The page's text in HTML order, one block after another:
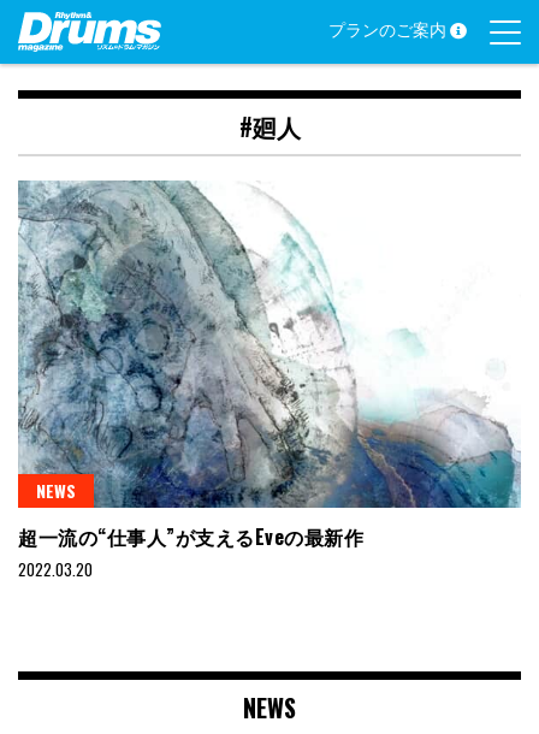
Skip
content
プランのご案内
#廻人
NEWS
超一流の“仕事人”が支えるEveの最新作
2022.03.20
NEWS